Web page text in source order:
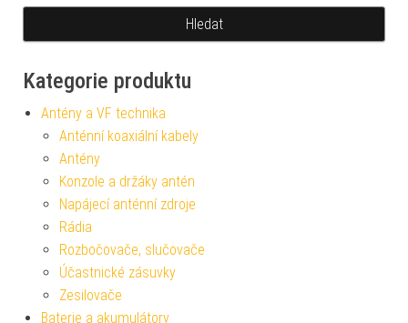
Kategorie produktu
Antény a VF technika
Anténní koaxiální kabely
Antény
Konzole a držáky antén
Napájecí anténní zdroje
Rádia
Rozbočovače, slučovače
Účastnické zásuvky
Zesilovače
Baterie a akumulátory